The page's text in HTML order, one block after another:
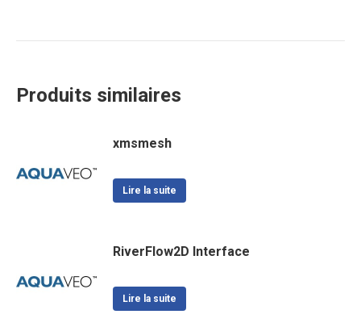
Produits similaires
xmsmesh
Lire la suite
RiverFlow2D Interface
Lire la suite